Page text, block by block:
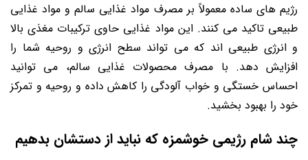
رژیم‌ های ساده معمولاً بر مصرف مواد غذایی سالم و مواد غذایی
طبیعی تاکید می ‌کنند. این مواد غذایی حاوی ترکیبات مغذی بالا
و انرژی طبیعی ‌اند که می‌ تواند سطح انرژی و روحیه شما را
افزایش دهد. با مصرف محصولات غذایی سالم، می ‌توانید
احساس خستگی و خواب آلودگی را کاهش داده و روحیه و تمرکز
خود را بهبود بخشید.
چند شام رژیمی خوشمزه که نباید از دستشان بدهیم